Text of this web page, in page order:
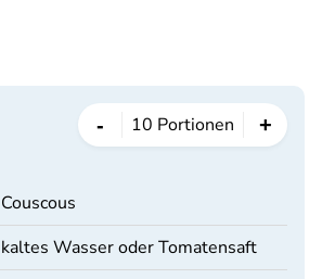
- 10 Portionen +
Couscous
kaltes Wasser oder Tomatensaft